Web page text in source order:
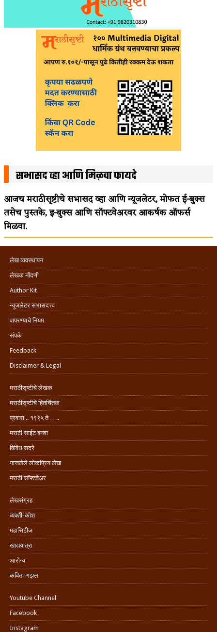
सभासद व्हा आणि मिळवा फायदे
आजच मराठीसृष्टीचे सभासद व्हा आणि न्यूजलेटर, मोफत ई-बुक्स
तसेच पुस्तके, इ-बुक्स आणि सॉफ्टवेअरवर आकर्षक ऑफर्स
मिळवा.
लेख व्यवस्थापन
लेखक नोंदणी
Author Kit
न्यूजलेटर सभासदत्त्व
वापरण्याचे नियम
संपर्क
Feedback
Disclaimer & Legal
मराठीसृष्टीचे लेखक
मराठीसृष्टीचे हितचिंतक
प्रवास .. १९९५ ते …..
मराठी साईट बनवा
विविध सदरे
गाजलेले लोकप्रिय लेख
मराठी सॉफ्टवेअर
लेखसंग्रह
व्यक्ती-कोश
महासिटीज
खाद्ययात्रा
आरोग्य
कविता-गझल
Youtube Channel
Facebook
Instagram